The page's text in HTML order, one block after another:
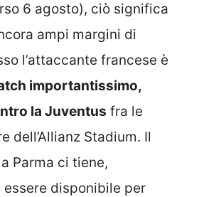
6 agosto), ciò significa
ampi margini di
l’attaccante francese è
importantissimo,
la Juventus fra le
dell’Allianz Stadium. Il
Parma ci tiene,
disponibile per